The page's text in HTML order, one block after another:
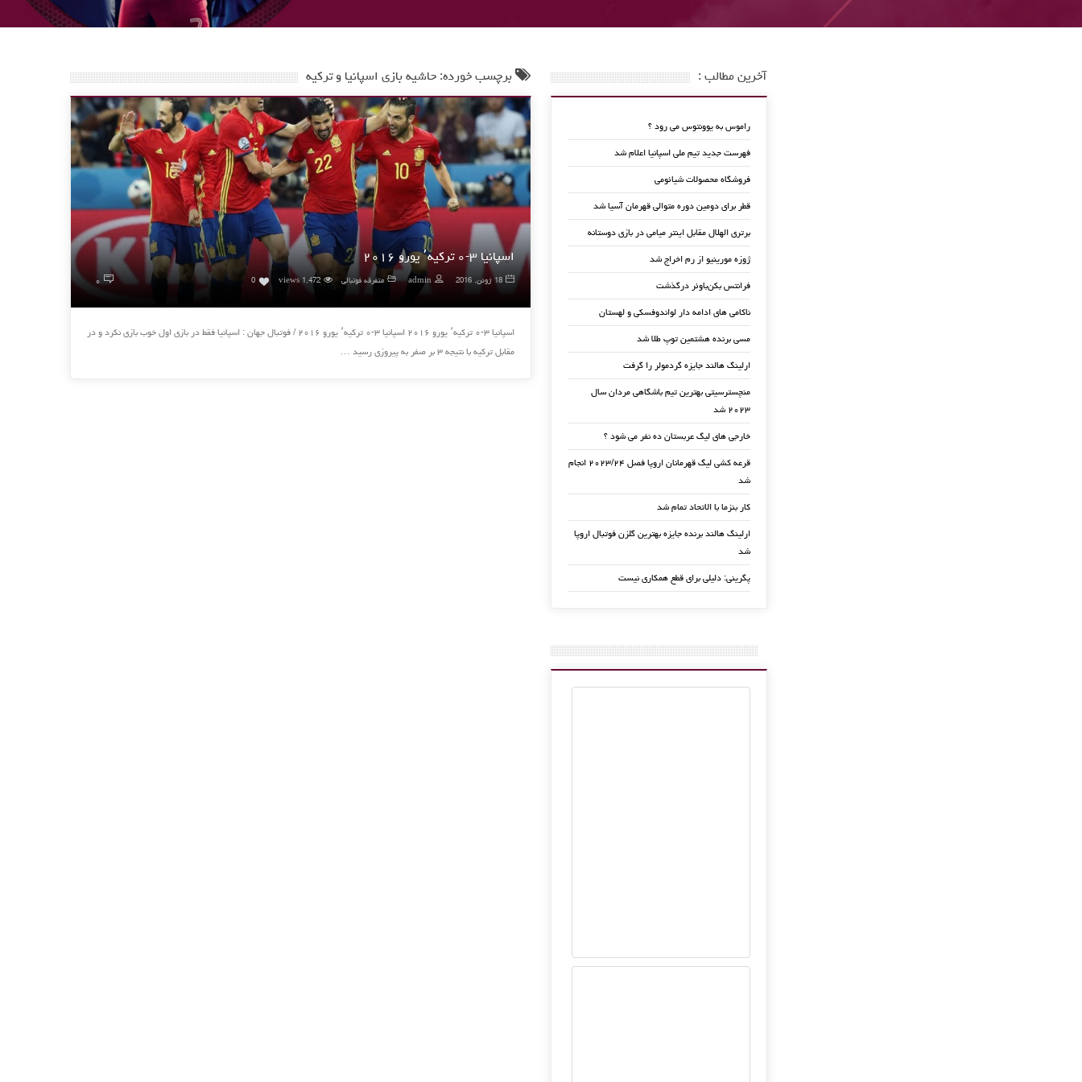
برچسب خورده: حاشیه بازی اسپانیا و ترکیه
اسپانیا ۳-۰ ترکیه٬ یورو ۲۰۱۶
18 ژوئن, 2016 admin متفرقه فوتبالی 1,472 views
0 ۰
اسپانیا ۳-۰ ترکیه٬ یورو ۲۰۱۶ اسپانیا ۳-۰ ترکیه٬ یورو ۲۰۱۶ / فوتبال جهان : اسپانیا فقط در بازی اول خوب بازی نکرد و در
مقابل ترکیه با نتیجه ۳ بر صفر به پیروزی رسید …
آخرین مطالب :
راموس به یوونتوس می رود ؟
فهرست جدید تیم ملی اسپانیا اعلام شد
فروشگاه محصولات شیائومی
قطر برای دومین دوره متوالی قهرمان آسیا شد
برتری الهلال مقابل اینتر میامی در بازی دوستانه
ژوزه مورینیو از رم اخراج شد
فرانتس بکن‌باوئر درگذشت
ناکامی های ادامه دار لواندوفسکی و لهستان
مسی برنده هشتمین توپ طلا شد
ارلینگ هالند جایزه گردمولر را گرفت
منچسترسیتی بهترین تیم باشگاهی مردان سال
۲۰۲۳ شد
خارجی های لیگ عربستان ده نفر می شود ؟
قرعه کشی لیگ قهرمانان اروپا فصل ۲۰۲۳/۲۴ انجام
شد
کار بنزما با الاتحاد تمام شد
ارلینگ هالند برنده جایزه بهترین گلزن فوتبال اروپا
شد
پگرینی: دلیلی برای قطع همکاری نیست